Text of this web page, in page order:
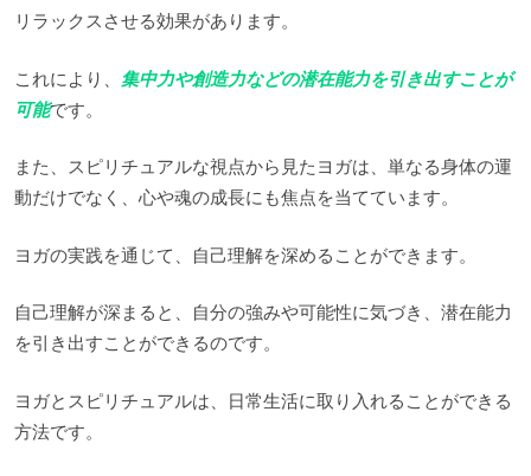
リラックスさせる効果があります。
これにより、 集中力や創造力などの潜在能力を引き出すことが
可能です。
また、スピリチュアルな視点から見たヨガは、単なる身体の運
動だけでなく、心や魂の成長にも焦点を当てています。
ヨガの実践を通じて、自己理解を深めることができます。
自己理解が深まると、自分の強みや可能性に気づき、潜在能力
を引き出すことができるのです。
ヨガとスピリチュアルは、日常生活に取り入れることができる
方法です。